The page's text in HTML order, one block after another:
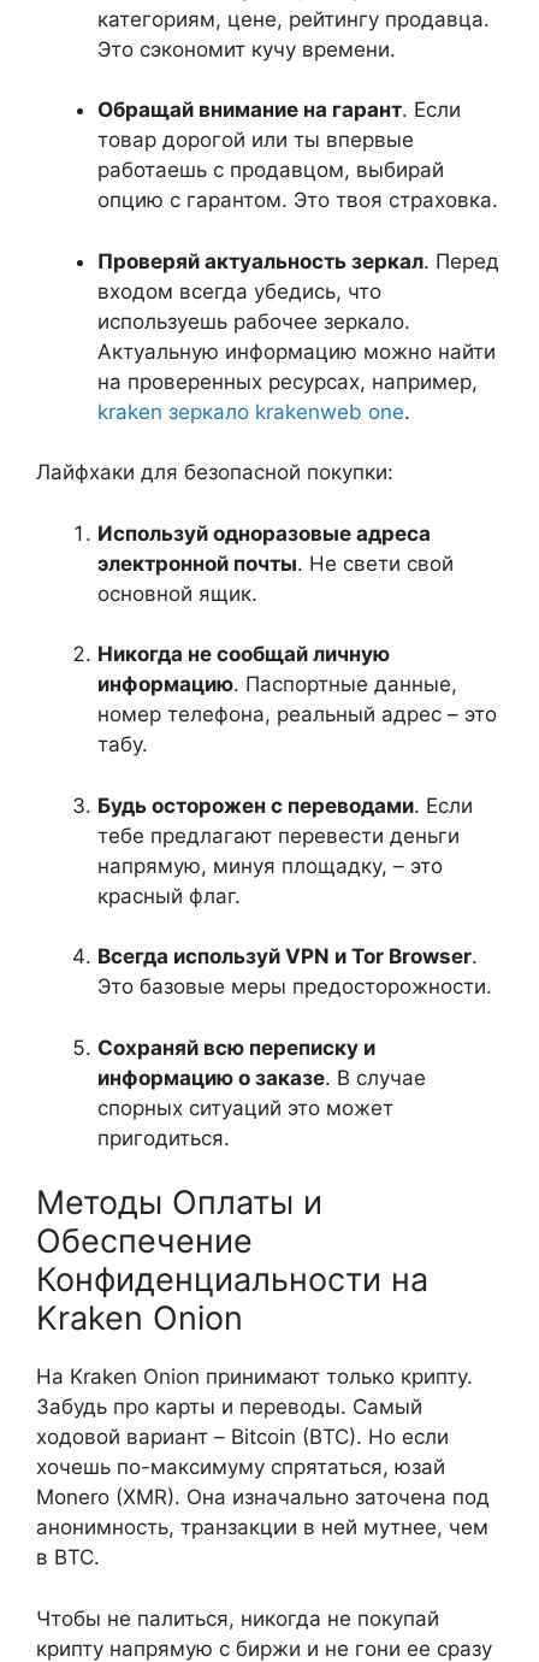
категориям, цене, рейтингу продавца.
Это сэкономит кучу времени.
Обращай внимание на гарант. Если
товар дорогой или ты впервые
работаешь с продавцом, выбирай
опцию с гарантом. Это твоя страховка.
Проверяй актуальность зеркал. Перед
входом всегда убедись, что
используешь рабочее зеркало.
Актуальную информацию можно найти
на проверенных ресурсах, например,
kraken зеркало krakenweb one.
Лайфхаки для безопасной покупки:
Используй одноразовые адреса
электронной почты. Не свети свой
основной ящик.
Никогда не сообщай личную
информацию. Паспортные данные,
номер телефона, реальный адрес – это
табу.
Будь осторожен с переводами. Если
тебе предлагают перевести деньги
напрямую, минуя площадку, – это
красный флаг.
Всегда используй VPN и Tor Browser.
Это базовые меры предосторожности.
Сохраняй всю переписку и
информацию о заказе. В случае
спорных ситуаций это может
пригодиться.
Методы Оплаты и
Обеспечение
Конфиденциальности на
Kraken Onion
На Kraken Onion принимают только крипту.
Забудь про карты и переводы. Самый
ходовой вариант – Bitcoin (BTC). Но если
хочешь по-максимуму спрятаться, юзай
Monero (XMR). Она изначально заточена под
анонимность, транзакции в ней мутнее, чем
в BTC.
Чтобы не палиться, никогда не покупай
крипту напрямую с биржи и не гони ее сразу